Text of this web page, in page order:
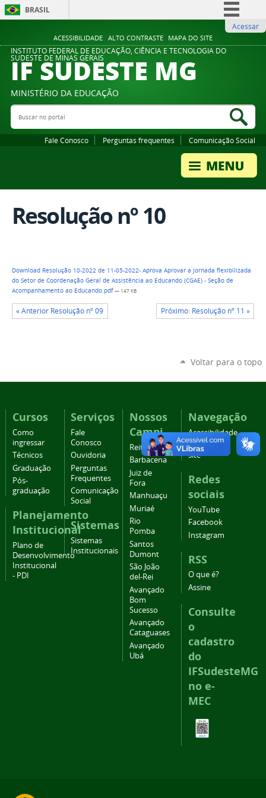
ACESSIBILIDADE ALTO CONTRASTE MAPA DO SITE
BRASIL
Comunica BR
Participe
Legislação
Acessar
INSTITUTO FEDERAL DE EDUCAÇÃO, CIÊNCIA E TECNOLOGIA DO
SUDESTE DE MINAS GERAIS
IF SUDESTE MG
MINISTÉRIO DA EDUCAÇÃO
Buscar no portal
Fale Conosco Perguntas frequentes Comunicação Social
Resolução nº 10
Download Resolução 10-2022 de 11-05-2022- Aprova Aprovar a jornada flexibilizada
do Setor de Coordenação Geral de Assistência ao Educando (CGAE) - Seção de
Acompanhamento ao Educando.pdf— 147 KB
« Anterior Resolução nº 09 Próximo: Resolução nº 11 »
Voltar para o topo
Cursos
Como
ingressar
Técnicos
Graduação
Pós-
graduação
Planejamento
Institucional
Plano de
Desenvolvimento
Institucional
- PDI
Serviços
Fale
Conosco
Ouvidoria
Perguntas
Frequentes
Comunicação
Social
Sistemas
Sistemas
Institucionais
Nossos
Campi
Reitoria
Barbacena
Juiz de
Fora
Manhuaçu
Muriaé
Rio
Pomba
Santos
Dumont
São João
del-Rei
Avançado
Bom
Sucesso
Avançado
Cataguases
Avançado
Ubá
Navegação
Acessibilidade
Mapa do
site
Redes
sociais
YouTube
Facebook
Instagram
RSS
O que é?
Assine
Consulte
o
cadastro
do
IFSudesteMG
no e-
MEC